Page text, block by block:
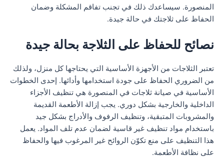
المنصورة. سيساعدك ذلك في تجنب تفاقم المشكلة وضمان
الحفاظ على ثلاجتك في حالة جيدة.
نصائح للحفاظ على الثلاجة بحالة جيدة
تعتبر الثلاجات من الأجهزة الأساسية التي يحتاجها كل منزل، ولذلك
من الضروري الحفاظ على جودة استخدامها وأدائها. إحدى الخطوات
الأساسية في صيانة ثلاجات في المنصورة هي تنظيف الأجزاء
الداخلية والخارجية بشكل دوري. يجب إزالة الأطعمة القديمة
والمشروبات المتبقية، وتنظيف الرفوف والأدراج بشكل جيد
باستخدام مواد تنظيف غير قاسية لضمان عدم تلف المواد. يعمل
هذا التنظيف على منع تكوّن الروائح غير المرغوب فيها والحفاظ
على نظافة الأطعمة.